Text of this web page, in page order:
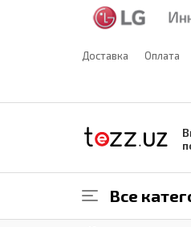
Доставка Оплата
Все